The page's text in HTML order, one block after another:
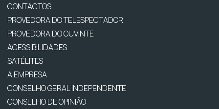
CONTACTOS
PROVEDORA DO TELESPECTADOR
PROVEDORA DO OUVINTE
ACESSIBILIDADES
SATÉLITES
A EMPRESA
CONSELHO GERAL INDEPENDENTE
CONSELHO DE OPINIÃO